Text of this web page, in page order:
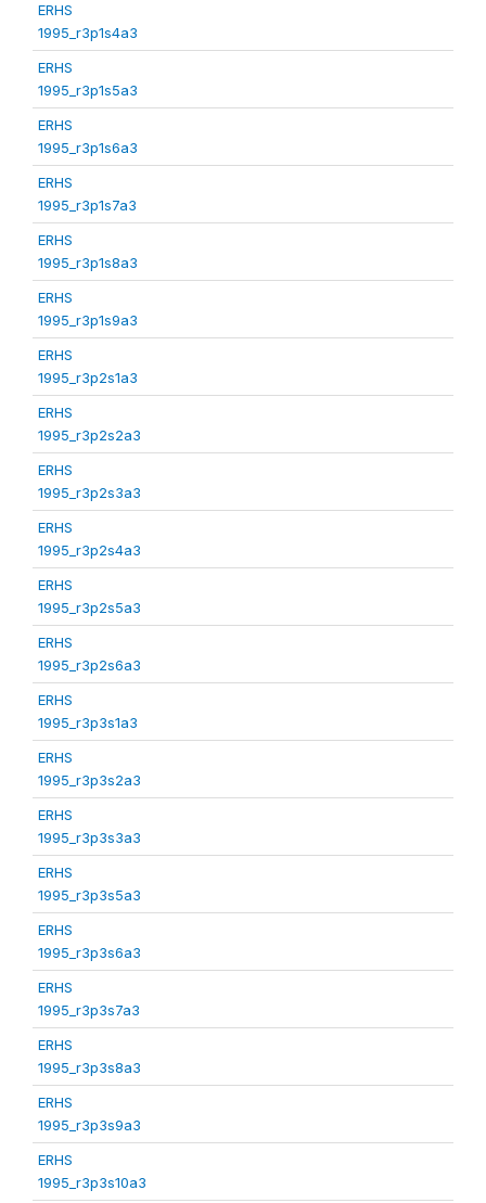
ERHS
1995_r3p1s4a3
ERHS
1995_r3p1s5a3
ERHS
1995_r3p1s6a3
ERHS
1995_r3p1s7a3
ERHS
1995_r3p1s8a3
ERHS
1995_r3p1s9a3
ERHS
1995_r3p2s1a3
ERHS
1995_r3p2s2a3
ERHS
1995_r3p2s3a3
ERHS
1995_r3p2s4a3
ERHS
1995_r3p2s5a3
ERHS
1995_r3p2s6a3
ERHS
1995_r3p3s1a3
ERHS
1995_r3p3s2a3
ERHS
1995_r3p3s3a3
ERHS
1995_r3p3s5a3
ERHS
1995_r3p3s6a3
ERHS
1995_r3p3s7a3
ERHS
1995_r3p3s8a3
ERHS
1995_r3p3s9a3
ERHS
1995_r3p3s10a3